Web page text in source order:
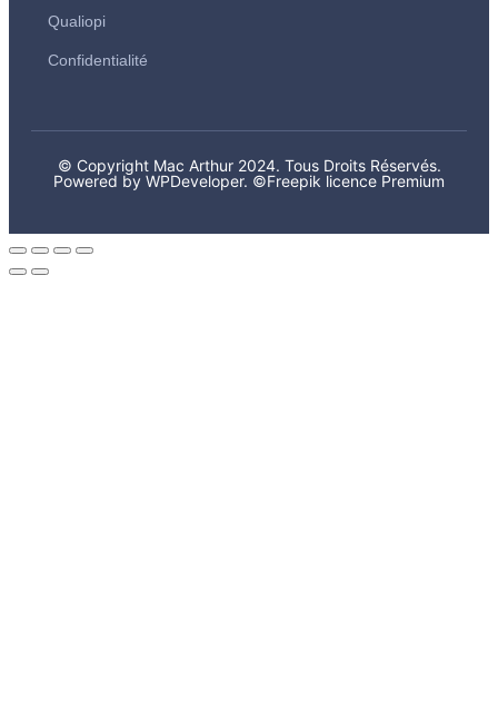
Qualiopi
Confidentialité
© Copyright Mac Arthur 2024. Tous Droits Réservés.
Powered by WPDeveloper. ©Freepik licence Premium